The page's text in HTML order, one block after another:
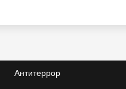
Антитеррор